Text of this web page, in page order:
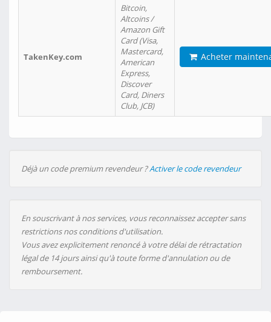
TakenKey.com
Bitcoin,
Altcoins /
Amazon Gift
Card (Visa,
Mastercard,
American
Express,
Discover
Card, Diners
Club, JCB)
Acheter
Déjà un code premium revendeur ?Activer le code revendeur
En souscrivant à nos services, vous reconnaissez accepter sans
restrictions nos conditions d'utilisation.
Vous avez explicitement renoncé à votre délai de rétractation
légal de 14 jours ainsi qu'à toute forme d'annulation ou de
remboursement.